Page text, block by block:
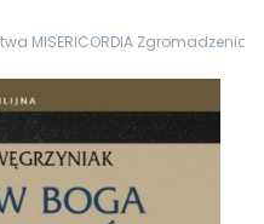
MISERICORDIA Zgromadzenia